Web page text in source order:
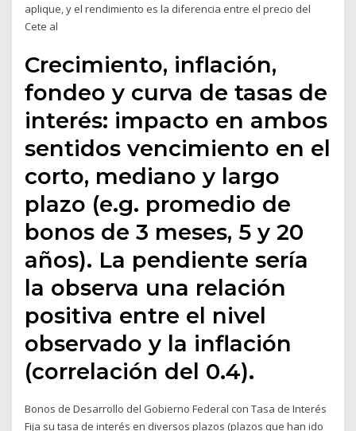
aplique, y el rendimiento es la diferencia entre el precio del
Cete al
Crecimiento, inflación,
fondeo y curva de tasas de
interés: impacto en ambos
sentidos vencimiento en el
corto, mediano y largo
plazo (e.g. promedio de
bonos de 3 meses, 5 y 20
años). La pendiente sería
la observa una relación
positiva entre el nivel
observado y la inflación
(correlación del 0.4).
Bonos de Desarrollo del Gobierno Federal con Tasa de Interés
Fija su tasa de interés en diversos plazos (plazos que han ido